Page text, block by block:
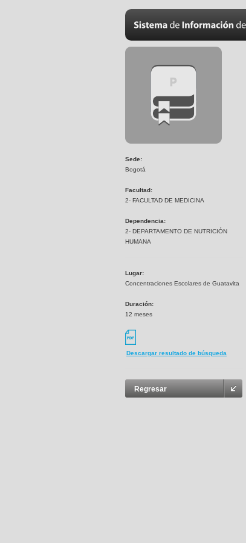
Sede:
Bogotá
Facultad:
2- FACULTAD DE MEDICINA
Dependencia:
2- DEPARTAMENTO DE NUTRICIÓN
HUMANA
Lugar:
Concentraciones Escolares de Guatavita
Duración:
12 meses
Descargar resultado de búsqueda
Regresar